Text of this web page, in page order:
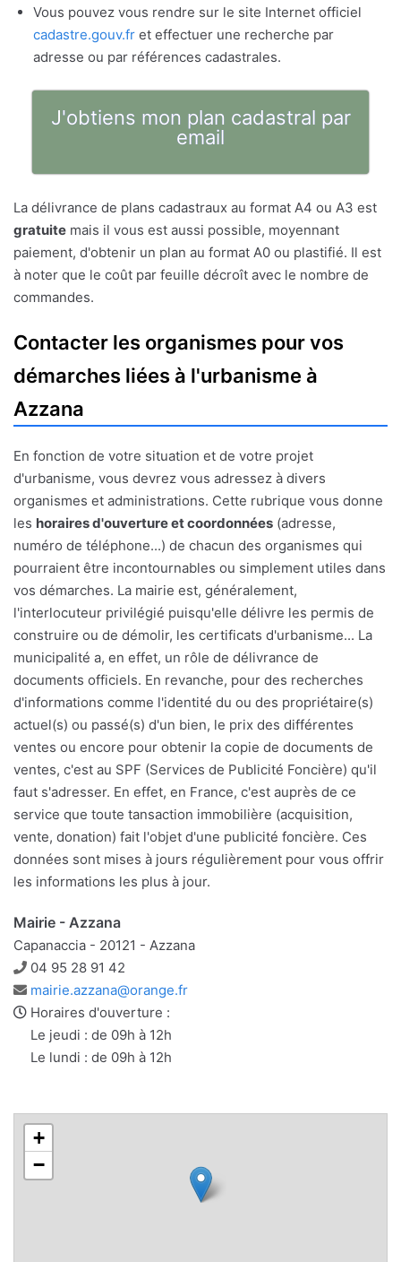
Vous pouvez vous rendre sur le site Internet officiel
cadastre.gouv.fr et effectuer une recherche par
adresse ou par références cadastrales.
J'obtiens mon plan cadastral par
email
La délivrance de plans cadastraux au format A4 ou A3 est
gratuite mais il vous est aussi possible, moyennant
paiement, d'obtenir un plan au format A0 ou plastifié. Il est
à noter que le coût par feuille décroît avec le nombre de
commandes.
Contacter les organismes pour vos
démarches liées à l'urbanisme à
Azzana
En fonction de votre situation et de votre projet
d'urbanisme, vous devrez vous adressez à divers
organismes et administrations. Cette rubrique vous donne
les horaires d'ouverture et coordonnées (adresse,
numéro de téléphone...) de chacun des organismes qui
pourraient être incontournables ou simplement utiles dans
vos démarches. La mairie est, généralement,
l'interlocuteur privilégié puisqu'elle délivre les permis de
construire ou de démolir, les certificats d'urbanisme... La
municipalité a, en effet, un rôle de délivrance de
documents officiels. En revanche, pour des recherches
d'informations comme l'identité du ou des propriétaire(s)
actuel(s) ou passé(s) d'un bien, le prix des différentes
ventes ou encore pour obtenir la copie de documents de
ventes, c'est au SPF (Services de Publicité Foncière) qu'il
faut s'adresser. En effet, en France, c'est auprès de ce
service que toute tansaction immobilière (acquisition,
vente, donation) fait l'objet d'une publicité foncière. Ces
données sont mises à jours régulièrement pour vous offrir
les informations les plus à jour.
Mairie - Azzana
Capanaccia - 20121 - Azzana
Téléphone
04 95 28 91 42
Adresse
e-
mail
mairie.azzana@orange.fr
Horaires d'ouverture :
Le jeudi : de 09h à 12h
Le lundi : de 09h à 12h
+
−